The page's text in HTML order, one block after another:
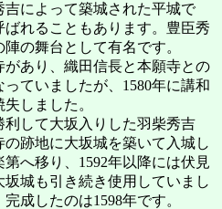
によって築城された平城で
れることもあります。豊臣秀
の舞台として有名です。
あり、織田信長と本願寺との
ていましたが、1580年に講和
しました。
して大坂入りした羽柴秀吉
の跡地に大坂城を築いて入城し
へ移り、1592年以降には伏見
城も引き続き使用していまし
成したのは1598年です。